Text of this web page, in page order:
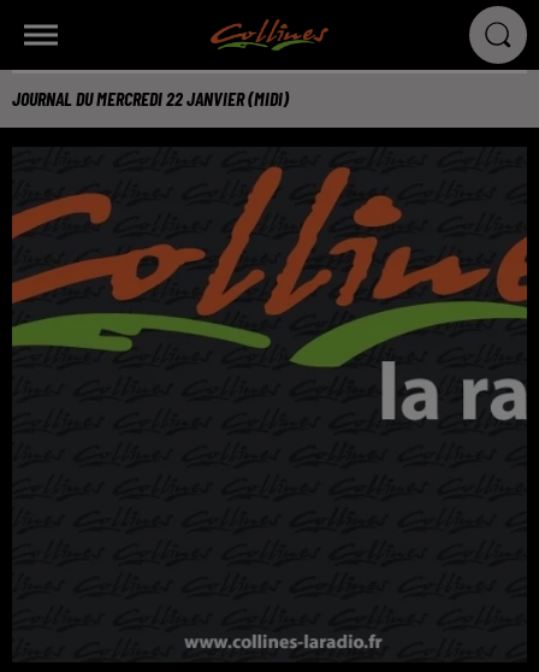
JOURNAL DU MERCREDI 22 JANVIER (MIDI)